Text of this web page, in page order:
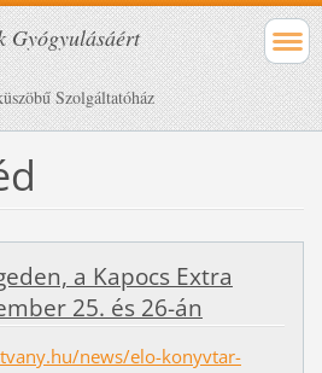
Gyógyulásáért
Szolgáltatóház
a Kapocs Extra
25. és 26-án
news/elo-konyvtar-